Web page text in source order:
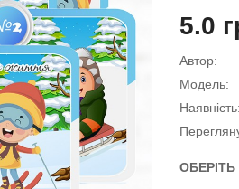
5.0
Автор:
Модель:
Наявність:
ОБЕРІТЬ